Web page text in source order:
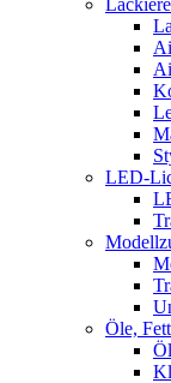
LED-
Öle,